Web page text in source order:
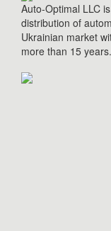
Auto-Optimal LLC
distribution of
Ukrainian market
more than 15 years.